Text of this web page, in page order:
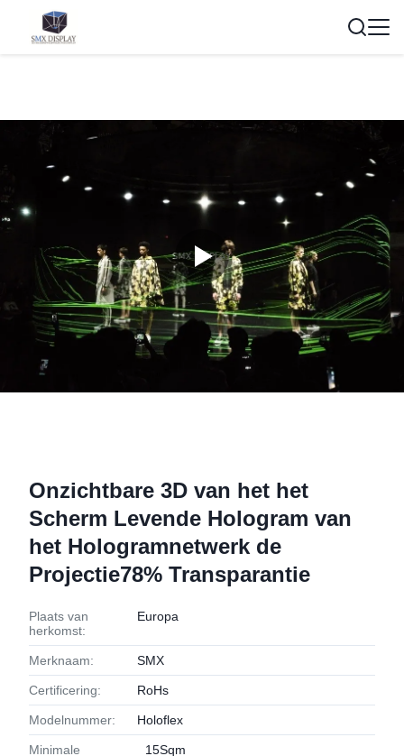
Onzichtbare 3D van het het
Scherm Levende Hologram van
het Hologramnetwerk de
Projectie78% Transparantie
Plaats van
herkomst:
Europa
Merknaam: SMX
Certificering: RoHs
Modelnummer: Holoflex
Minimale
15Sqm